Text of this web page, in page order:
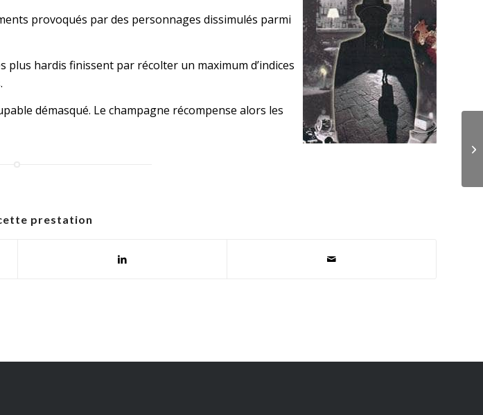
provoqués par des personnages dissimulés parmi
hardis finissent par récolter un maximum d’indices
démasqué. Le champagne récompense alors les
prestation